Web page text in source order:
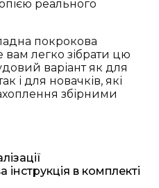
реального
покрокова
вам легко зібрати цю
варіант як для
і для новачків, які
збірними
в комплекті